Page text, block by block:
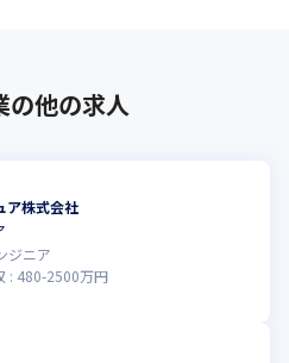
の他の求人
ア株式会社
ジニア
: 480-2500万円